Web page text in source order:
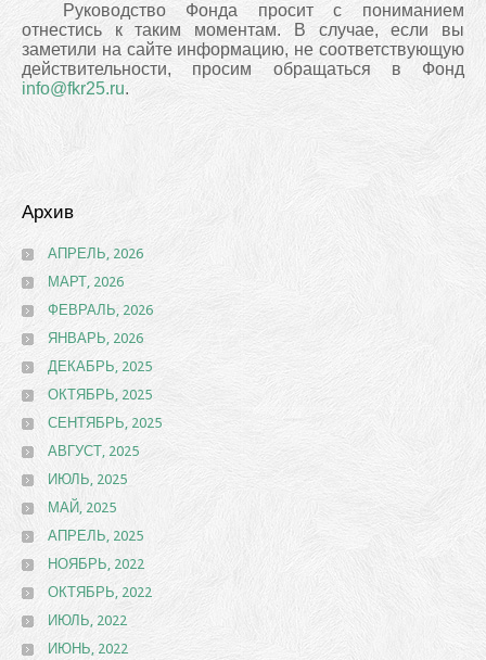
Руководство Фонда просит с пониманием
отнестись к таким моментам. В случае, если вы
заметили на сайте информацию, не соответствующую
действительности, просим обращаться в Фонд
info@fkr25.ru.
Архив
АПРЕЛЬ, 2026
МАРТ, 2026
ФЕВРАЛЬ, 2026
ЯНВАРЬ, 2026
ДЕКАБРЬ, 2025
ОКТЯБРЬ, 2025
СЕНТЯБРЬ, 2025
АВГУСТ, 2025
ИЮЛЬ, 2025
МАЙ, 2025
АПРЕЛЬ, 2025
НОЯБРЬ, 2022
ОКТЯБРЬ, 2022
ИЮЛЬ, 2022
ИЮНЬ, 2022